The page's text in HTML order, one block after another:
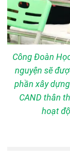
Công Đoàn
nguyện sẽ
phần xây
CAND thân
hoạt